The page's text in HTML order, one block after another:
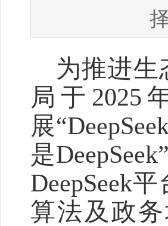
为推进
局于 2025
展“DeepSeek
是DeepSeek”
DeepSeek平
算法及政